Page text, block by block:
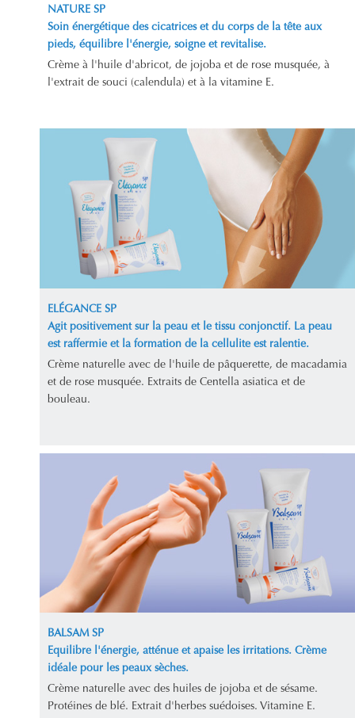
NATURE SP
Soin énergétique des cicatrices et du corps de la tête aux
pieds, équilibre l'énergie, soigne et revitalise.
Crème à l'huile d'abricot, de jojoba et de rose musquée, à
l'extrait de souci (calendula) et à la vitamine E.
ELÉGANCE SP
Agit positivement sur la peau et le tissu conjonctif. La peau
est raffermie et la formation de la cellulite est ralentie.
Crème naturelle avec de l'huile de pâquerette, de macadamia
et de rose musquée. Extraits de Centella asiatica et de
bouleau.
BALSAM SP
Equilibre l'énergie, atténue et apaise les irritations. Crème
idéale pour les peaux sèches.
Crème naturelle avec des huiles de jojoba et de sésame.
Protéines de blé. Extrait d'herbes suédoises. Vitamine E.